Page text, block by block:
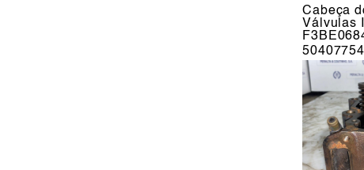
Cabeça
Válvulas